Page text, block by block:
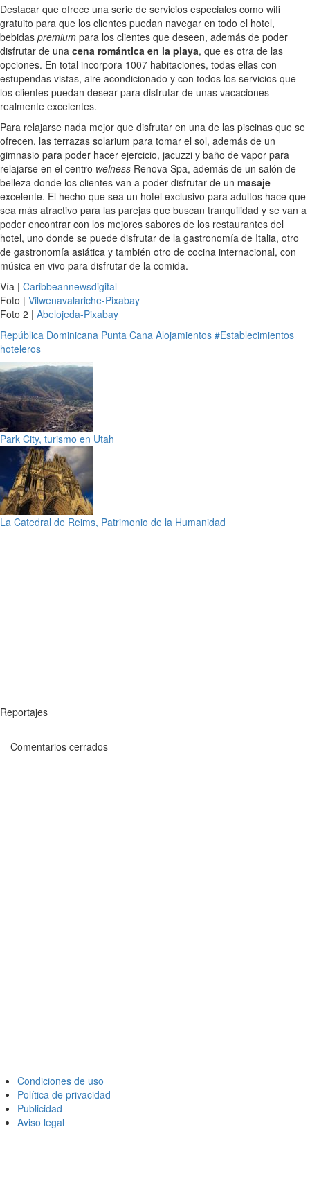
Destacar que ofrece una serie de servicios especiales como wifi
gratuito para que los clientes puedan navegar en todo el hotel,
bebidas premium para los clientes que deseen, además de poder
disfrutar de una cena romántica en la playa, que es otra de las
opciones. En total incorpora 1007 habitaciones, todas ellas con
estupendas vistas, aire acondicionado y con todos los servicios que
los clientes puedan desear para disfrutar de unas vacaciones
realmente excelentes.
Para relajarse nada mejor que disfrutar en una de las piscinas que se
ofrecen, las terrazas solarium para tomar el sol, además de un
gimnasio para poder hacer ejercicio, jacuzzi y baño de vapor para
relajarse en el centro welness Renova Spa, además de un salón de
belleza donde los clientes van a poder disfrutar de un masaje
excelente. El hecho que sea un hotel exclusivo para adultos hace que
sea más atractivo para las parejas que buscan tranquilidad y se van a
poder encontrar con los mejores sabores de los restaurantes del
hotel, uno donde se puede disfrutar de la gastronomía de Italia, otro
de gastronomía asiática y también otro de cocina internacional, con
música en vivo para disfrutar de la comida.
Vía | Caribbeannewsdigital
Foto | Vilwenavalariche-Pixabay
Foto 2 | Abelojeda-Pixabay
República Dominicana Punta Cana Alojamientos #Establecimientos
hoteleros
Park City, turismo en Utah
La Catedral de Reims, Patrimonio de la Humanidad
Reportajes
Comentarios cerrados
Condiciones de uso
Política de privacidad
Publicidad
Aviso legal